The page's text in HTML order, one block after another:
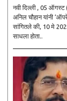
नवी दिल्ली , 05
अनिल चौहान यांनी
सांगितले की, 10 मे 2025
साधला होता..